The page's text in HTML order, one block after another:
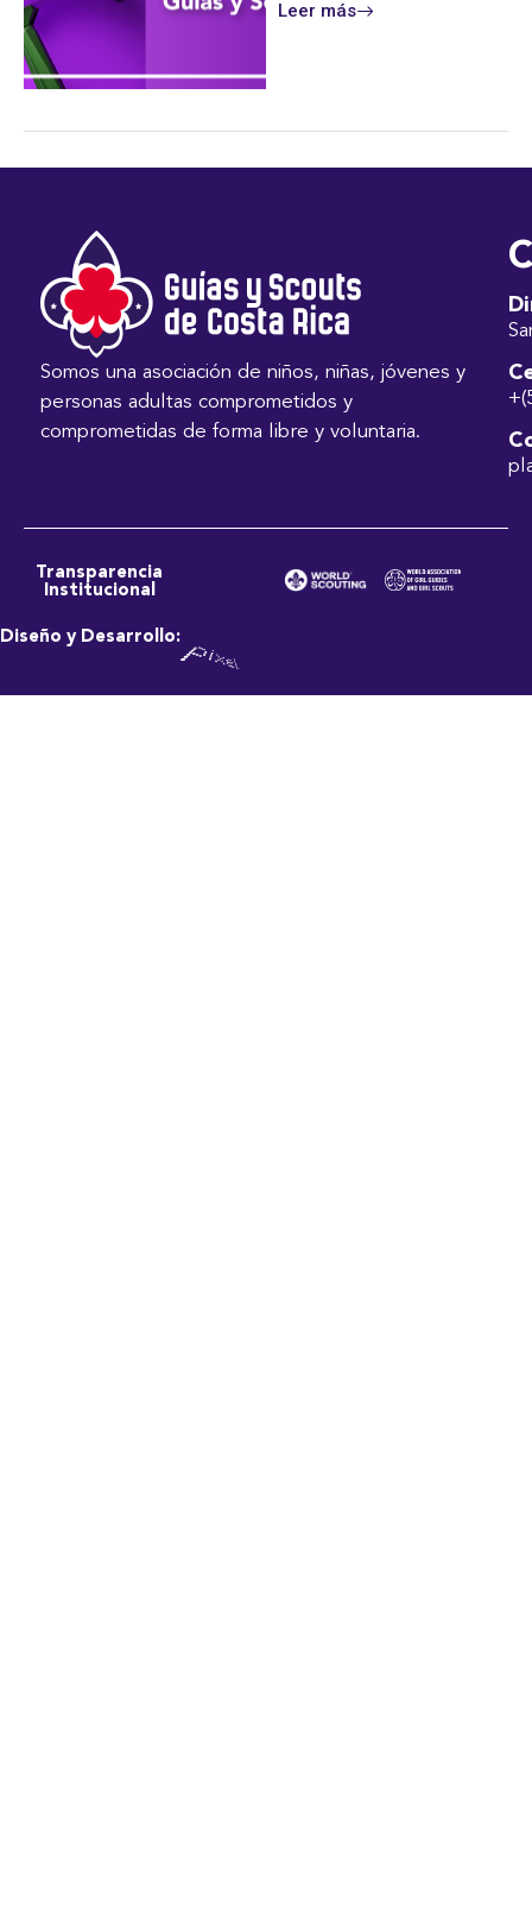
Leer más
Somos una asociación de niños, niñas, jóvenes y
personas adultas comprometidos y
comprometidas de forma libre y voluntaria.
Transparencia
Institucional
Diseño y Desarrollo: